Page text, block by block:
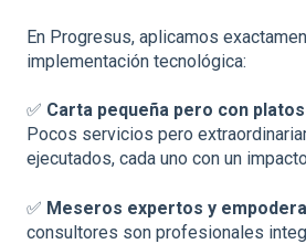
En Progresus, aplicamos
implementación tecnológica:
✅ Carta pequeña pero con
Pocos servicios pero
ejecutados, cada uno con un
✅ Meseros expertos y
consultores son profesionales